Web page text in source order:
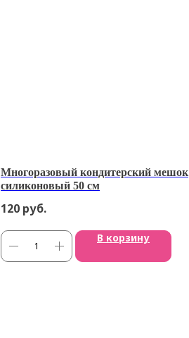
Многоразовый кондитерский мешок
силиконовый 50 см
120 руб.
В корзину